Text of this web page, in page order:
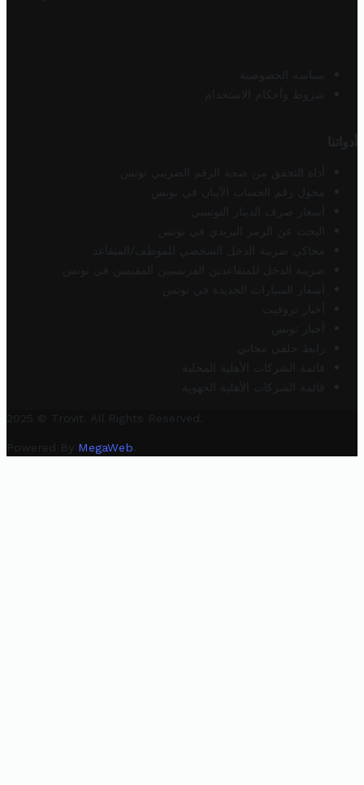
سياسة الخصوصية
شروط وأحكام الاستخدام
أدواتنا
أداة التحقق من صحة الرقم الضريبي تونس
محول رقم الحساب الآيبان في تونس
أسعار صرف الدينار التونسي
البحث عن الرمز البريدي في تونس
محاكي ضريبة الدخل الشخصي للموظف/المتقاعد
ضريبة الدخل للمتقاعدين الفرنسيين المقيمين في تونس
أسعار السيارات الجديدة في تونس
أخبار تروفيت
أخبار تونس
رابط خلفي مجاني
قائمة الشركات الأهلية المحلية
قائمة الشركات الأهلية الجهوية
2025 © Trovit. All Rights Reserved.
Powered By MegaWeb